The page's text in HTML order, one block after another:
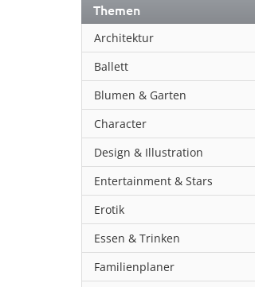
Themen
Architektur
Ballett
Blumen & Garten
Character
Design & Illustration
Entertainment & Stars
Erotik
Essen & Trinken
Familienplaner